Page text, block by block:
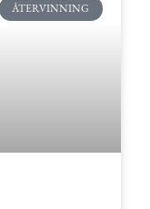
ÅTERVINNING